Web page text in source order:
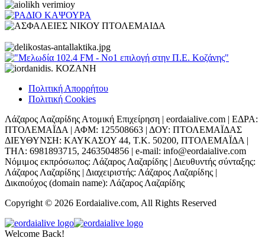
Πολιτική Απορρήτου
Πολιτική Cookies
Λάζαρος Λαζαρίδης Ατομική Επιχείρηση | eordaialive.com | ΕΔΡΑ:
ΠΤΟΛΕΜΑΪΔΑ | ΑΦΜ: 125508663 | ΔΟΥ: ΠΤΟΛΕΜΑΪΔΑΣ
ΔΙΕΥΘΥΝΣΗ: ΚΑΥΚΑΣΟΥ 44, Τ.Κ. 50200, ΠΤΟΛΕΜΑΪΔΑ |
ΤΗΛ: 6981893715, 2463504856 | e-mail: info@eordaialive.com
Νόμιμος εκπρόσωπος: Λάζαρος Λαζαρίδης | Διευθυντής σύνταξης:
Λάζαρος Λαζαρίδης | Διαχειριστής: Λάζαρος Λαζαρίδης |
Δικαιούχος (domain name): Λάζαρος Λαζαρίδης
Copyright © 2026 Eordaialive.com, All Rights Reserved
Welcome Back!